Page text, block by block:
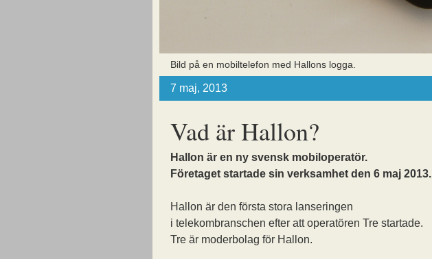
Bild på en mobiltelefon med Hallons logga.
7 maj, 2013
Vad är Hallon?
Hallon är en ny svensk mobiloperatör.
Företaget startade sin verksamhet den 6 maj 2013.
Hallon är den första stora lanseringen
i telekombranschen efter att operatören Tre startade.
Tre är moderbolag för Hallon.